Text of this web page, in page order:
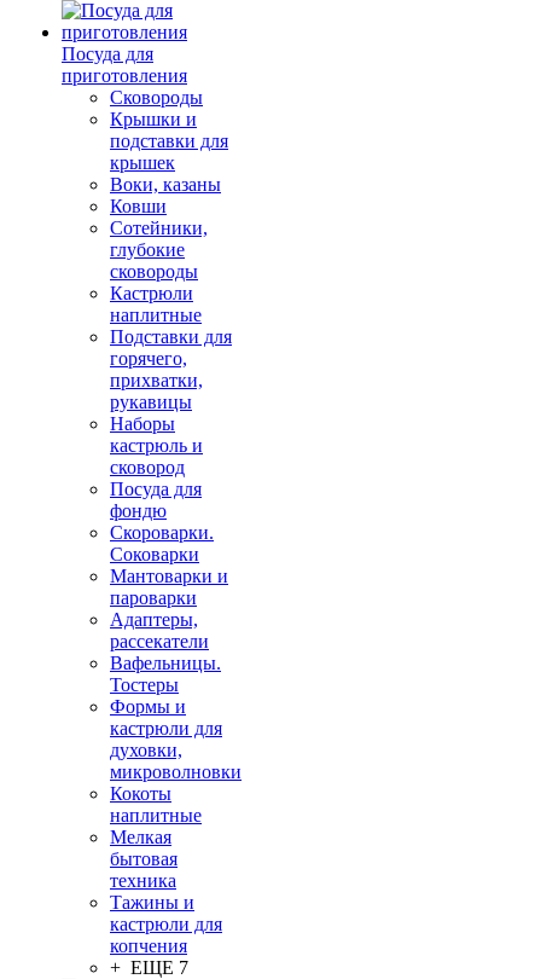
Посуда для
приготовления
Сковороды
Крышки и
подставки для
крышек
Воки, казаны
Ковши
Сотейники,
глубокие
сковороды
Кастрюли
наплитные
Подставки для
горячего,
прихватки,
рукавицы
Наборы
кастрюль и
сковород
Посуда для
фондю
Скороварки.
Соковарки
Мантоварки и
пароварки
Адаптеры,
рассекатели
Вафельницы.
Тостеры
Формы и
кастрюли для
духовки,
микроволновки
Кокоты
наплитные
Мелкая
бытовая
техника
Тажины и
кастрюли для
копчения
+ ЕЩЕ 7